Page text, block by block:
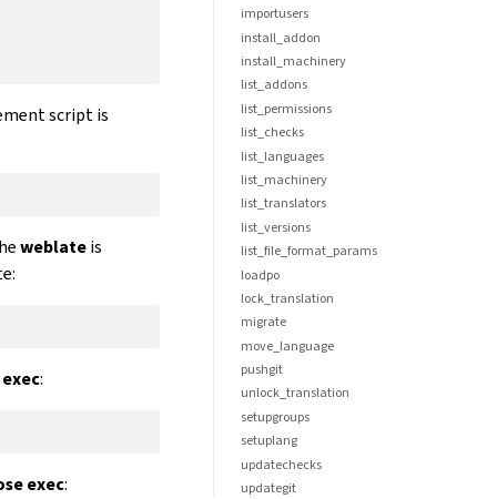
script is
weblateis
:
exec:
importusers
install_addon
install_machinery
list_addons
list_permissions
list_checks
list_languages
list_machinery
list_translators
list_versions
list_file_format_params
loadpo
lock_translation
migrate
move_language
pushgit
unlock_translation
setupgroups
setuplang
updatechecks
updategit